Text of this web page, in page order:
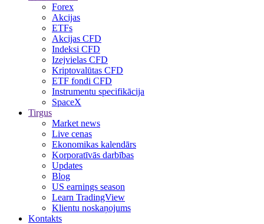
Forex
Akcijas
ETFs
Akcijas CFD
Indeksi CFD
Izejvielas CFD
Kriptovalūtas CFD
ETF fondi CFD
Instrumentu specifikācija
SpaceX
Tirgus
Market news
Live cenas
Ekonomikas kalendārs
Korporatīvās darbības
Updates
Blog
US earnings season
Learn TradingView
Klientu noskaņojums
Kontakts